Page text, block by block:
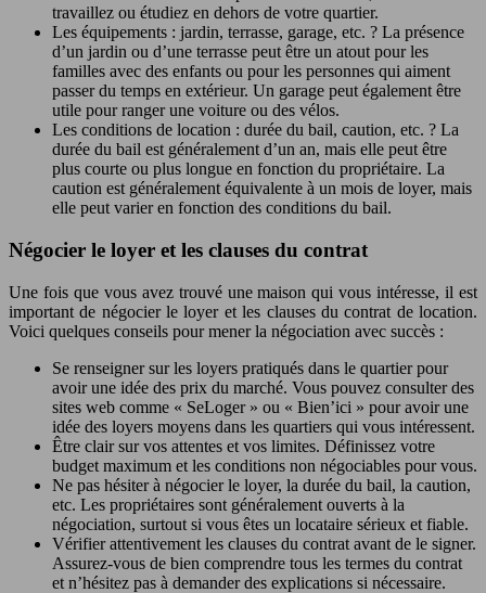
travaillez ou étudiez en dehors de votre quartier.
Les équipements : jardin, terrasse, garage, etc. ? La présence
d’un jardin ou d’une terrasse peut être un atout pour les
familles avec des enfants ou pour les personnes qui aiment
passer du temps en extérieur. Un garage peut également être
utile pour ranger une voiture ou des vélos.
Les conditions de location : durée du bail, caution, etc. ? La
durée du bail est généralement d’un an, mais elle peut être
plus courte ou plus longue en fonction du propriétaire. La
caution est généralement équivalente à un mois de loyer, mais
elle peut varier en fonction des conditions du bail.
Négocier le loyer et les clauses du contrat
Une fois que vous avez trouvé une maison qui vous intéresse, il est
important de négocier le loyer et les clauses du contrat de location.
Voici quelques conseils pour mener la négociation avec succès :
Se renseigner sur les loyers pratiqués dans le quartier pour
avoir une idée des prix du marché. Vous pouvez consulter des
sites web comme « SeLoger » ou « Bien’ici » pour avoir une
idée des loyers moyens dans les quartiers qui vous intéressent.
Être clair sur vos attentes et vos limites. Définissez votre
budget maximum et les conditions non négociables pour vous.
Ne pas hésiter à négocier le loyer, la durée du bail, la caution,
etc. Les propriétaires sont généralement ouverts à la
négociation, surtout si vous êtes un locataire sérieux et fiable.
Vérifier attentivement les clauses du contrat avant de le signer.
Assurez-vous de bien comprendre tous les termes du contrat
et n’hésitez pas à demander des explications si nécessaire.